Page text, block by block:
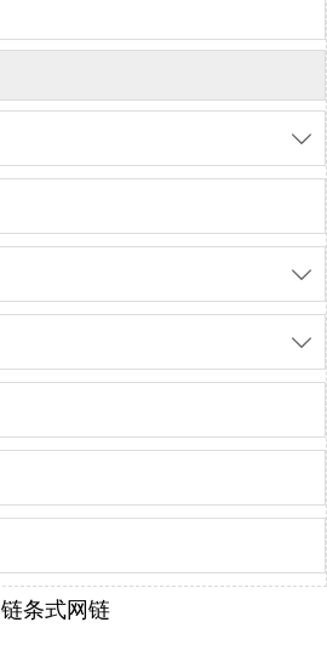



链条式网链